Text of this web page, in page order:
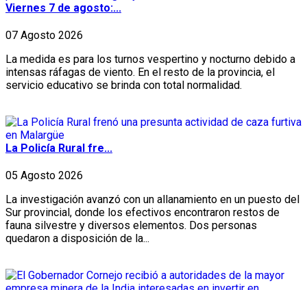
Viernes 7 de agosto:...
07 Agosto 2026
La medida es para los turnos vespertino y nocturno debido a
intensas ráfagas de viento. En el resto de la provincia, el
servicio educativo se brinda con total normalidad.
La Policía Rural fre...
05 Agosto 2026
La investigación avanzó con un allanamiento en un puesto del
Sur provincial, donde los efectivos encontraron restos de
fauna silvestre y diversos elementos. Dos personas
quedaron a disposición de la...